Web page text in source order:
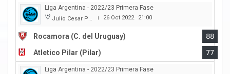
Liga Argentina - 2022/23 Primera Fase
Julio Cesar Paccagnella | 26 Oct 2022 21:00
Rocamora (C. del Uruguay)
88
Atletico Pilar (Pilar)
77
Liga Argentina - 2022/23 Primera Fase